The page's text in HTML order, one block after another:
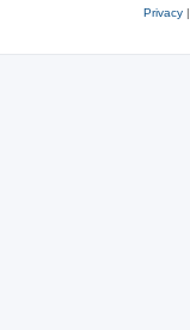
Privacy |